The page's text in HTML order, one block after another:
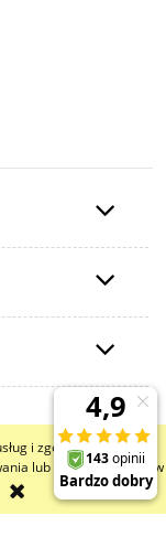
i zgodnie z Polityką
lub dostępu do plików